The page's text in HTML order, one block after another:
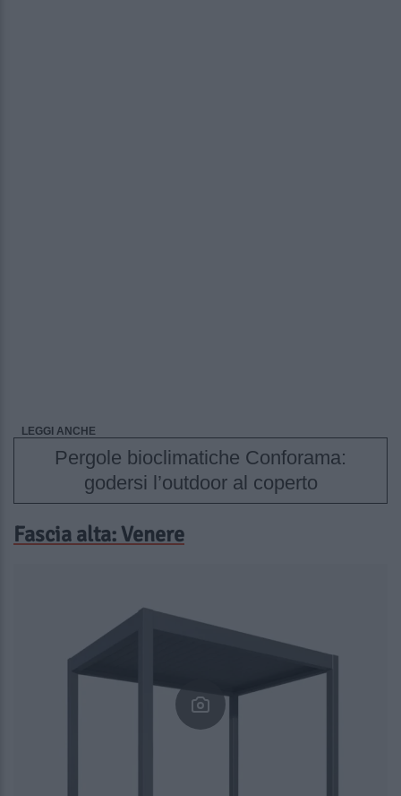
LEGGI ANCHE
Pergole bioclimatiche Conforama:
godersi l’outdoor al coperto
Fascia alta: Venere